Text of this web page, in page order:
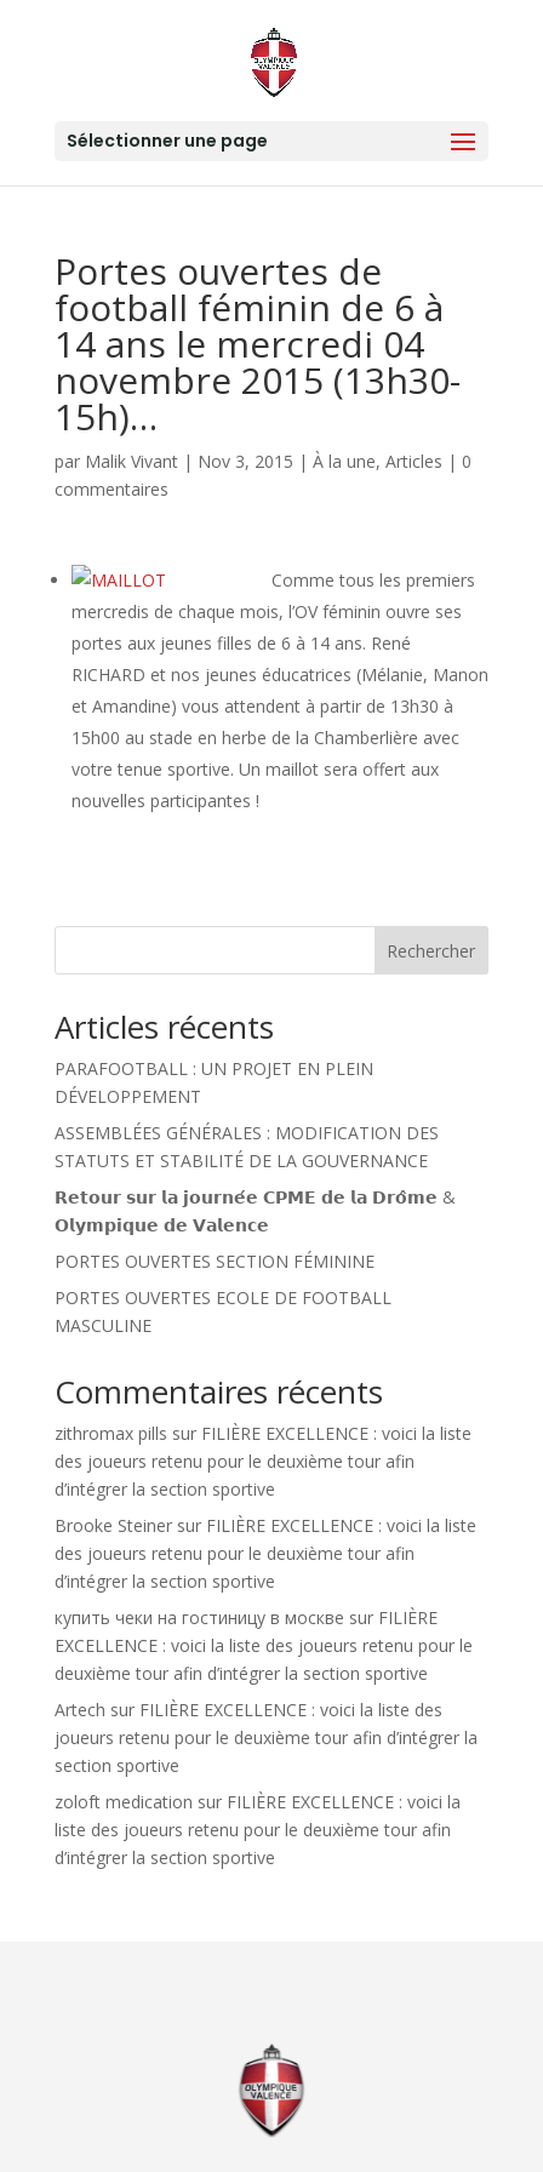
Sélectionner une page
Portes ouvertes de
football féminin de 6 à
14 ans le mercredi 04
novembre 2015 (13h30-
15h)…
par Malik Vivant| Nov 3, 2015 | À la une, Articles | 0
commentaires
Comme tous les premiers
mercredis de chaque mois, l’OV féminin ouvre ses
portes aux jeunes filles de 6 à 14 ans. René
RICHARD et nos jeunes éducatrices (Mélanie, Manon
et Amandine) vous attendent à partir de 13h30 à
15h00 au stade en herbe de la Chamberlière avec
votre tenue sportive. Un maillot sera offert aux
nouvelles participantes !
Rechercher
Articles récents
PARAFOOTBALL : UN PROJET EN PLEIN
DÉVELOPPEMENT
ASSEMBLÉES GÉNÉRALES : MODIFICATION DES
STATUTS ET STABILITÉ DE LA GOUVERNANCE
𝗥𝗲𝘁𝗼𝘂𝗿 𝘀𝘂𝗿 𝗹𝗮 𝗷𝗼𝘂𝗿𝗻𝗲́𝗲 𝗖𝗣𝗠𝗘 𝗱𝗲 𝗹𝗮 𝗗𝗿𝗼̂𝗺𝗲 &
𝗢𝗹𝘆𝗺𝗽𝗶𝗾𝘂𝗲 𝗱𝗲 𝗩𝗮𝗹𝗲𝗻𝗰𝗲
PORTES OUVERTES SECTION FÉMININE
PORTES OUVERTES ECOLE DE FOOTBALL
MASCULINE
Commentaires récents
zithromax pills sur FILIÈRE EXCELLENCE : voici la liste
des joueurs retenu pour le deuxième tour afin
d’intégrer la section sportive
Brooke Steinersur FILIÈRE EXCELLENCE : voici la liste
des joueurs retenu pour le deuxième tour afin
d’intégrer la section sportive
купить чеки на гостиницу в москве sur FILIÈRE
EXCELLENCE : voici la liste des joueurs retenu pour le
deuxième tour afin d’intégrer la section sportive
Artech sur FILIÈRE EXCELLENCE : voici la liste des
joueurs retenu pour le deuxième tour afin d’intégrer la
section sportive
zoloft medication sur FILIÈRE EXCELLENCE : voici la
liste des joueurs retenu pour le deuxième tour afin
d’intégrer la section sportive